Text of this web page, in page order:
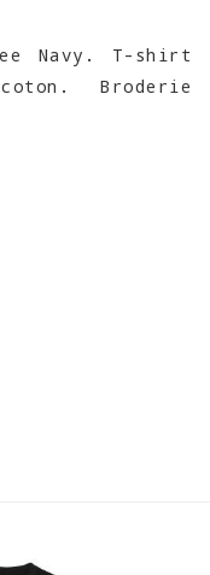
Navy. T-shirt
Broderie